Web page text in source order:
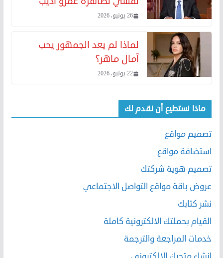
26 يونيو، 2026
لماذا لم يعد الجمهور يحب
آمال ماهر؟
22 يونيو، 2026
ماذا نستطيع أن نقدم لك
تصميم مواقع
استضافة مواقع
تصميم هوية شركتك
عروض باقة مواقع التواصل الاجتماعي
نشر كتابك
القيام بحملتك الالكترونية كاملة
خدمات المراجعة والترجمة